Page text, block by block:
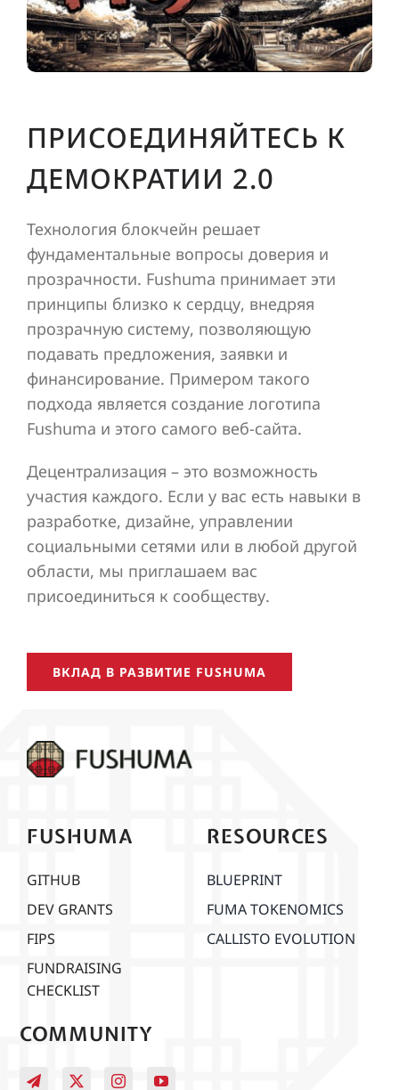
ПРИСОЕДИНЯЙТЕСЬ К
ДЕМОКРАТИИ 2.0
Технология блокчейн решает
фундаментальные вопросы доверия и
прозрачности. Fushuma принимает эти
принципы близко к сердцу, внедряя
прозрачную систему, позволяющую
подавать предложения, заявки и
финансирование. Примером такого
подхода является создание логотипа
Fushuma и этого самого веб-сайта.
Децентрализация – это возможность
участия каждого. Если у вас есть навыки в
разработке, дизайне, управлении
социальными сетями или в любой другой
области, мы приглашаем вас
присоединиться к сообществу.
ВКЛАД В РАЗВИТИЕ FUSHUMA
FUSHUMA
GITHUB
DEV GRANTS
FIPS
FUNDRAISING
CHECKLIST
RESOURCES
BLUEPRINT
FUMA TOKENOMICS
CALLISTO EVOLUTION
COMMUNITY